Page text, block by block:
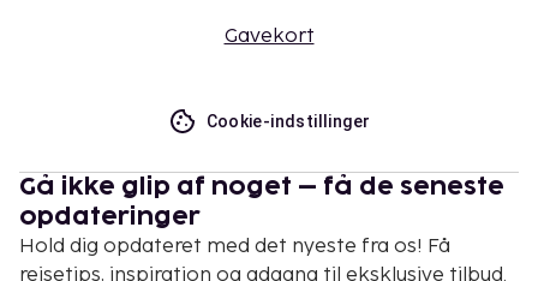
Gavekort
Cookie-indstillinger
Gå ikke glip af noget – få de seneste
opdateringer
Hold dig opdateret med det nyeste fra os! Få
rejsetips, inspiration og adgang til eksklusive tilbud.